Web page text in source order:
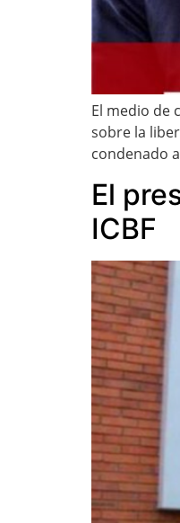
El medio de
sobre la
condenado
El
ICBF